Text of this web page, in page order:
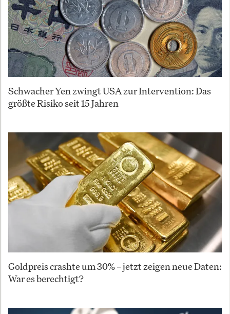
Schwacher Yen zwingt USA zur Intervention: Das
größte Risiko seit 15 Jahren
Goldpreis crashte um 30% – jetzt zeigen neue Daten:
War es berechtigt?